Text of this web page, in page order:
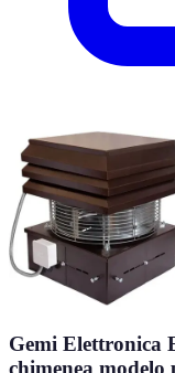
Gemi Elettronica
chimenea